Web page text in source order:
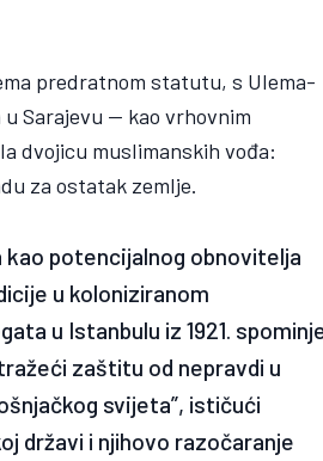
predratnom statutu, s Ulema-
Sarajevu — kao vrhovnim
dvojicu muslimanskih vođa:
za ostatak zemlje.
potencijalnog obnovitelja
u koloniziranom
u Istanbulu iz 1921.
zaštitu od nepravdi u
svijeta”, ističući
državi i njihovo razočaranje